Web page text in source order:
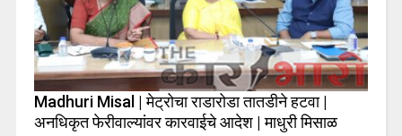
Madhuri Misal | मेट्रोचा राडारोडा तातडीने हटवा |
अनधिकृत फेरीवाल्यांवर कारवाईचे आदेश | माधुरी मिसाळ